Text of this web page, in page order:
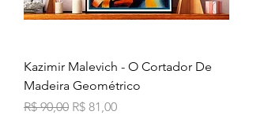
Kazimir Malevich - O Cortador De
Madeira Geométrico
Preço normal
R$ 90,00 Preço promocional
R$ 81,00